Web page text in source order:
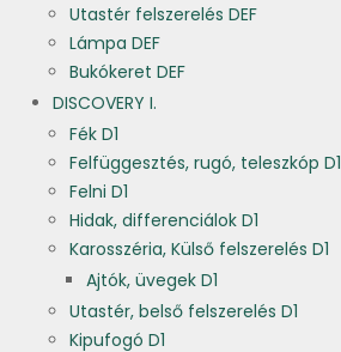
Utastér felszerelés DEF
Lámpa DEF
Bukókeret DEF
DISCOVERY I.
Fék D1
Felfüggesztés, rugó, teleszkóp D1
Felni D1
Hidak, differenciálok D1
Karosszéria, Külső felszerelés D1
Ajtók, üvegek D1
Utastér, belső felszerelés D1
Kipufogó D1